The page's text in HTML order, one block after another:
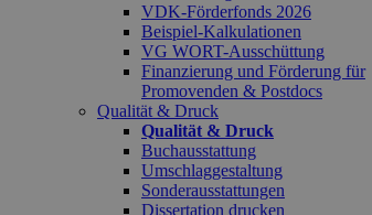
VDK-Förderfonds 2026
Beispiel-Kalkulationen
VG WORT-Ausschüttung
Finanzierung und Förderung für
Promovenden & Postdocs
Qualität & Druck
Qualität & Druck
Buchausstattung
Umschlaggestaltung
Sonderausstattungen
Dissertation drucken